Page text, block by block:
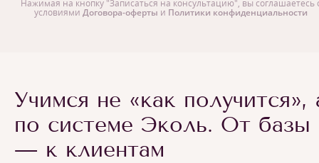
Нажимая на кнопку "Записаться на консультацию", вы соглашаетесь
условиями Договора-оферты и Политики конфиденциальности
Учимся не «как получится»,
по системе Эколь. От базы
— к клиентам